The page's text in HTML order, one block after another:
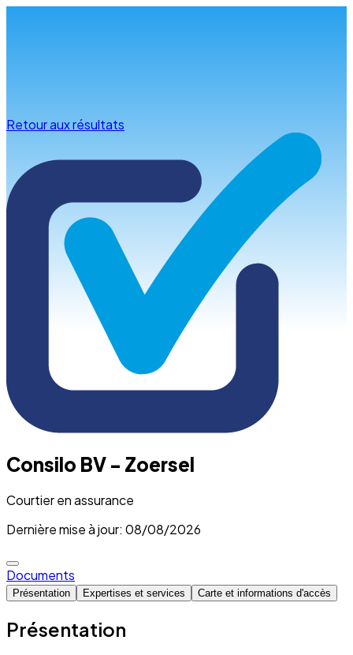
Retour aux résultats
Consilo BV - Zoersel
Courtier en assurance
Dernière mise à jour: 08/08/2026
Documents
Présentation Expertises et services Carte et informations d'accès
Présentation